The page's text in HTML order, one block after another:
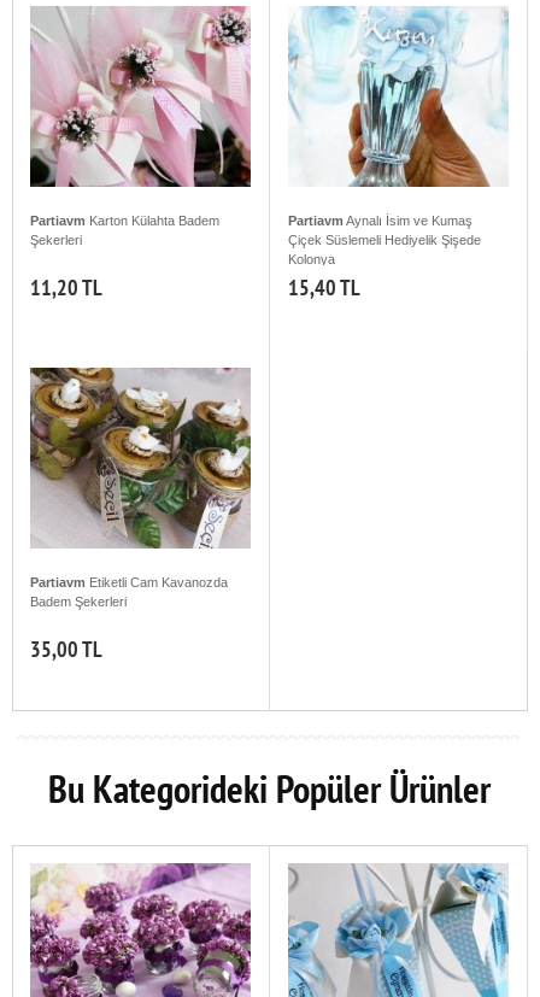
Partiavm Karton Külahta Badem
Şekerleri
11,20 TL
Partiavm Aynalı İsim ve Kumaş
Çiçek Süslemeli Hediyelik Şişede
Kolonya
15,40 TL
Partiavm Etiketli Cam Kavanozda
Badem Şekerleri
35,00 TL
Bu Kategorideki Popüler Ürünler